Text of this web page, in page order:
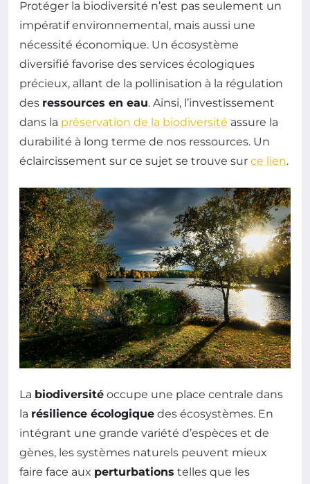
Protéger la biodiversité n’est pas seulement un
impératif environnemental, mais aussi une
nécessité économique. Un écosystème
diversifié favorise des services écologiques
précieux, allant de la pollinisation à la régulation
des ressources en eau. Ainsi, l’investissement
dans la préservation de la biodiversité assure la
durabilité à long terme de nos ressources. Un
éclaircissement sur ce sujet se trouve sur ce lien.
La biodiversité occupe une place centrale dans
la résilience écologique des écosystèmes. En
intégrant une grande variété d’espèces et de
gènes, les systèmes naturels peuvent mieux
faire face aux perturbations telles que les